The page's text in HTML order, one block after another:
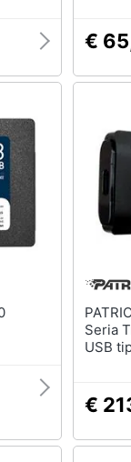
€
PATRIOT - SSD
Seria
USB
€